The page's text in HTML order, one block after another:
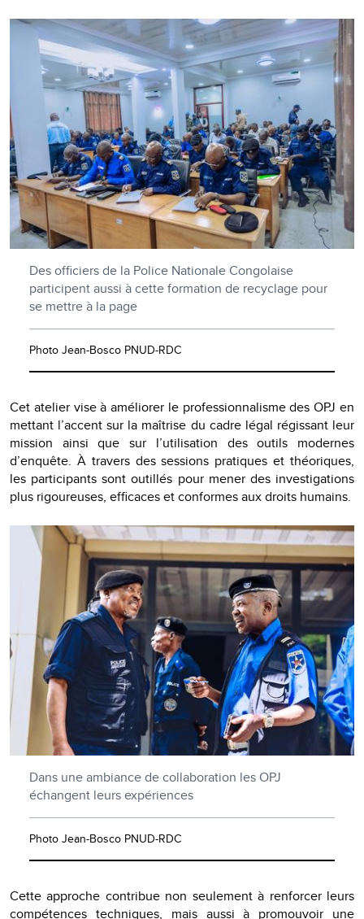
Des officiers de la Police Nationale Congolaise
participent aussi à cette formation de recyclage pour
se mettre à la page
Photo Jean-Bosco PNUD-RDC
Cet atelier vise à améliorer le professionnalisme des OPJ en
mettant l’accent sur la maîtrise du cadre légal régissant leur
mission ainsi que sur l’utilisation des outils modernes
d’enquête. À travers des sessions pratiques et théoriques,
les participants sont outillés pour mener des investigations
plus rigoureuses, efficaces et conformes aux droits humains.
Dans une ambiance de collaboration les OPJ
échangent leurs expériences
Photo Jean-Bosco PNUD-RDC
Cette approche contribue non seulement à renforcer leurs
compétences techniques, mais aussi à promouvoir une